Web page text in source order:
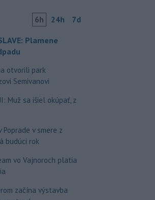
6h 24h 7d
Plamene
otvorili park
Semivanovi
Muž sa išiel okúpať, z
v smere z
budúci rok
vo Vajnoroch platia
začína výstavba